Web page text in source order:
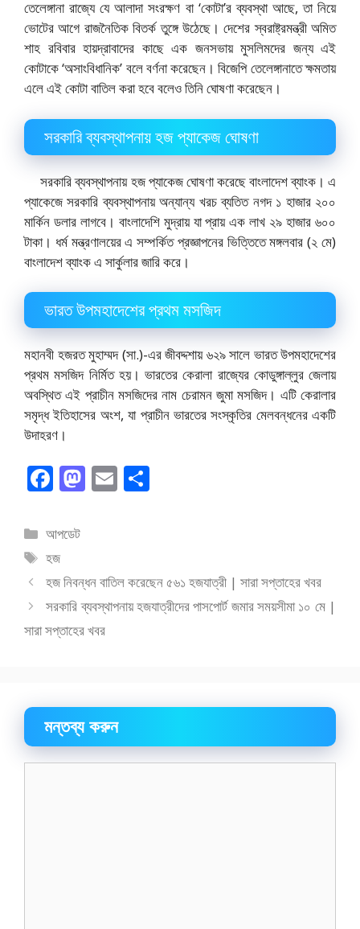
তেলেঙ্গানা রাজ্যে যে আলাদা সংরক্ষণ বা ‘কোটা’র ব্যবস্থা আছে, তা নিয়ে
ভোটের আগে রাজনৈতিক বিতর্ক তুঙ্গে উঠেছে। দেশের স্বরাষ্ট্রমন্ত্রী অমিত
শাহ রবিবার হায়দ্রাবাদের কাছে এক জনসভায় মুসলিমদের জন্য এই
কোটাকে ‘অসাংবিধানিক’ বলে বর্ণনা করেছেন। বিজেপি তেলেঙ্গানাতে ক্ষমতায়
এলে এই কোটা বাতিল করা হবে বলেও তিনি ঘোষণা করেছেন।
সরকারি ব্যবস্থাপনায় হজ প্যাকেজ ঘোষণা
সরকারি ব্যবস্থাপনায় হজ প্যাকেজ ঘোষণা করেছে বাংলাদেশ ব্যাংক। এ
প্যাকেজে সরকারি ব্যবস্থাপনায় অন্যান্য খরচ ব্যতিত নগদ ১ হাজার ২০০
মার্কিন ডলার লাগবে। বাংলাদেশি মুদ্রায় যা প্রায় এক লাখ ২৯ হাজার ৬০০
টাকা। ধর্ম মন্ত্রণালয়ের এ সম্পর্কিত প্রজ্ঞাপনের ভিত্তিতে মঙ্গলবার (২ মে)
বাংলাদেশ ব্যাংক এ সার্কুলার জারি করে।
ভারত উপমহাদেশের প্রথম মসজিদ
মহানবী হজরত মুহাম্মদ (সা.)-এর জীবদ্দশায় ৬২৯ সালে ভারত উপমহাদেশের
প্রথম মসজিদ নির্মিত হয়। ভারতের কেরালা রাজ্যের কোডুঙ্গাল্লুর জেলায়
অবস্থিত এই প্রাচীন মসজিদের নাম চেরামন জুমা মসজিদ। এটি কেরালার
সমৃদ্ধ ইতিহাসের অংশ, যা প্রাচীন ভারতের সংস্কৃতির মেলবন্ধনের একটি
উদাহরণ।
F
ac
e
b
o
o
k
M
as
o
n
E
m
বিভাগ
সমূহ
আপডেট
ট্যাগ
সমূহ
হজ
হজ নিবন্ধন বাতিল করেছেন ৫৬১ হজযাত্রী | সারা সপ্তাহের খবর
সরকারি ব্যবস্থাপনায় হজযাত্রীদের পাসপোর্ট জমার সময়সীমা ১০ মে |
সারা সপ্তাহের খবর
মন্তব্য করুন